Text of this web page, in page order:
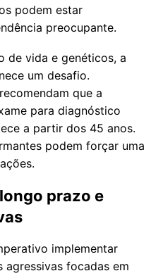
podem estar
preocupante.
de vida e genéticos, a
um desafio.
que a
para diagnóstico
a partir dos 45 anos.
podem forçar uma
prazo e
implementar
agressivas focadas em